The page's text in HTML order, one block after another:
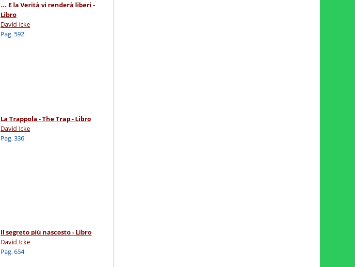
… E la Verità vi renderà liberi -
Libro
David Icke
Pag. 592
La Trappola - The Trap - Libro
David Icke
Pag. 336
Il segreto più nascosto - Libro
David Icke
Pag. 654